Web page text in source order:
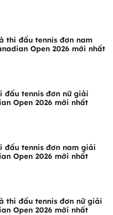
thi đấu tennis đơn nam
Open 2026 mới nhất
đấu tennis đơn nữ giải
Open 2026 mới nhất
đấu tennis đơn nam giải
Open 2026 mới nhất
thi đấu tennis đơn nữ giải
Open 2026 mới nhất